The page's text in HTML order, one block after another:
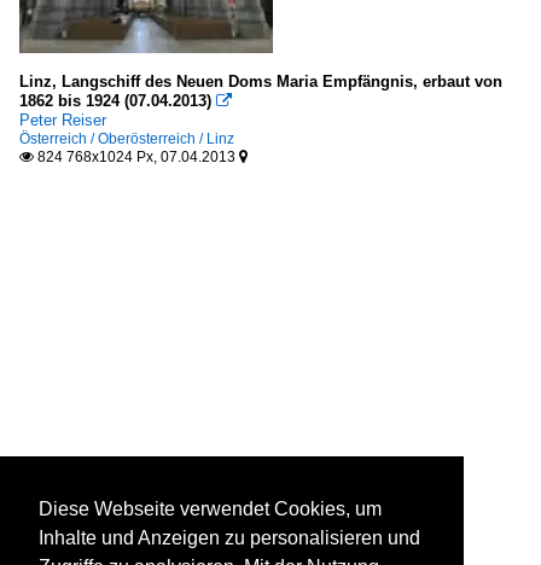
Linz, Langschiff des Neuen Doms Maria Empfängnis, erbaut von
1862 bis 1924 (07.04.2013) 
Peter Reiser
Österreich / Oberösterreich / Linz
 824 768x1024 Px, 07.04.2013 
Diese Webseite verwendet Cookies, um
Inhalte und Anzeigen zu personalisieren und